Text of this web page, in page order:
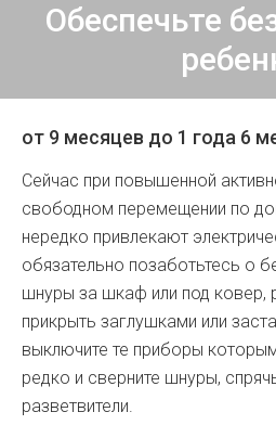
Обеспечьте
от 9 месяцев до 1 года 6
Сейчас при повышенной
свободном перемещении по
нередко привлекают
обязательно позаботьтесь о
шнуры за шкаф или под ковер,
прикрыть заглушками или
выключите те приборы
редко и сверните шнуры,
разветвители.